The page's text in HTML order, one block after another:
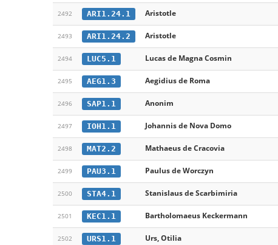
2492 ARI1.24.1 Aristotle
2493 ARI1.24.2 Aristotle
2494 LUC5.1 Lucas de Magna Cosmin
2495 AEG1.3 Aegidius de Roma
2496 SAP1.1 Anonim
2497 IOH1.1 Johannis de Nova Domo
2498 MAT2.2 Mathaeus de Cracovia
2499 PAU3.1 Paulus de Worczyn
2500 STA4.1 Stanislaus de Scarbimiria
2501 KEC1.1 Bartholomaeus Keckermann
2502 URS1.1 Urs, Otilia